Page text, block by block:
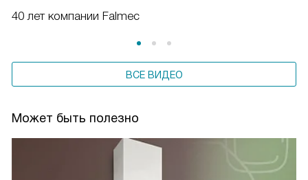
40 лет компании Falmec
ВСЕ ВИДЕО
Может быть полезно